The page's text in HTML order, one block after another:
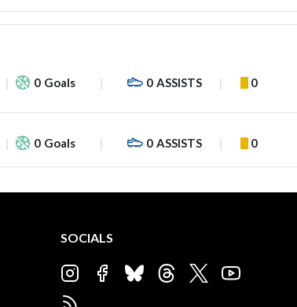
0 Goals 0 ASSISTS 0
0 Goals 0 ASSISTS 0
SOCIALS